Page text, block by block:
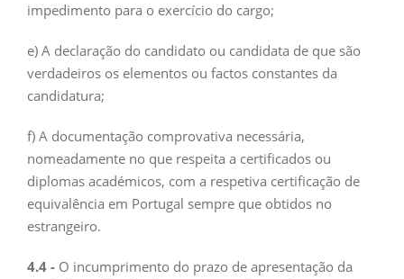
impedimento para o exercício do cargo;
e) A declaração do candidato ou candidata de que são
verdadeiros os elementos ou factos constantes da
candidatura;
f) A documentação comprovativa necessária,
nomeadamente no que respeita a certificados ou
diplomas académicos, com a respetiva certificação de
equivalência em Portugal sempre que obtidos no
estrangeiro.
4.4 - O incumprimento do prazo de apresentação da